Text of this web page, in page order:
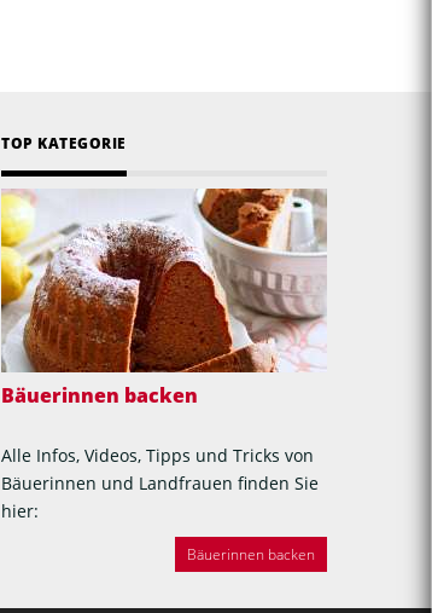
TOP KATEGORIE
Bäuerinnen backen
Alle Infos, Videos, Tipps und Tricks von
Bäuerinnen und Landfrauen finden Sie
hier:
Bäuerinnen backen